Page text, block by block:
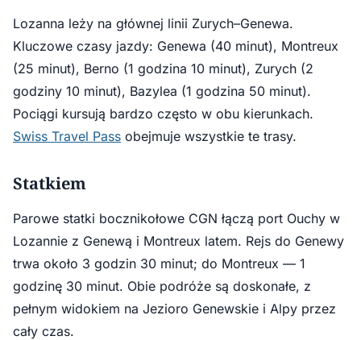
Lozanna leży na głównej linii Zurych–Genewa.
Kluczowe czasy jazdy: Genewa (40 minut), Montreux
(25 minut), Berno (1 godzina 10 minut), Zurych (2
godziny 10 minut), Bazylea (1 godzina 50 minut).
Pociągi kursują bardzo często w obu kierunkach.
Swiss Travel Pass obejmuje wszystkie te trasy.
Statkiem
Parowe statki bocznikołowe CGN łączą port Ouchy w
Lozannie z Genewą i Montreux latem. Rejs do Genewy
trwa około 3 godzin 30 minut; do Montreux — 1
godzinę 30 minut. Obie podróże są doskonałe, z
pełnym widokiem na Jezioro Genewskie i Alpy przez
cały czas.